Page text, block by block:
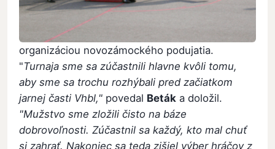
organizáciou novozámockého podujatia.
"Turnaja sme sa zúčastnili hlavne kvôli tomu,
aby sme sa trochu rozhýbali pred začiatkom
jarnej časti Vhbl," povedal Beták a doložil.
"Mužstvo sme zložili čisto na báze
dobrovoľnosti. Zúčastnil sa každý, kto mal chuť
si zahrať. Nakoniec sa teda zišiel výber hráčov z